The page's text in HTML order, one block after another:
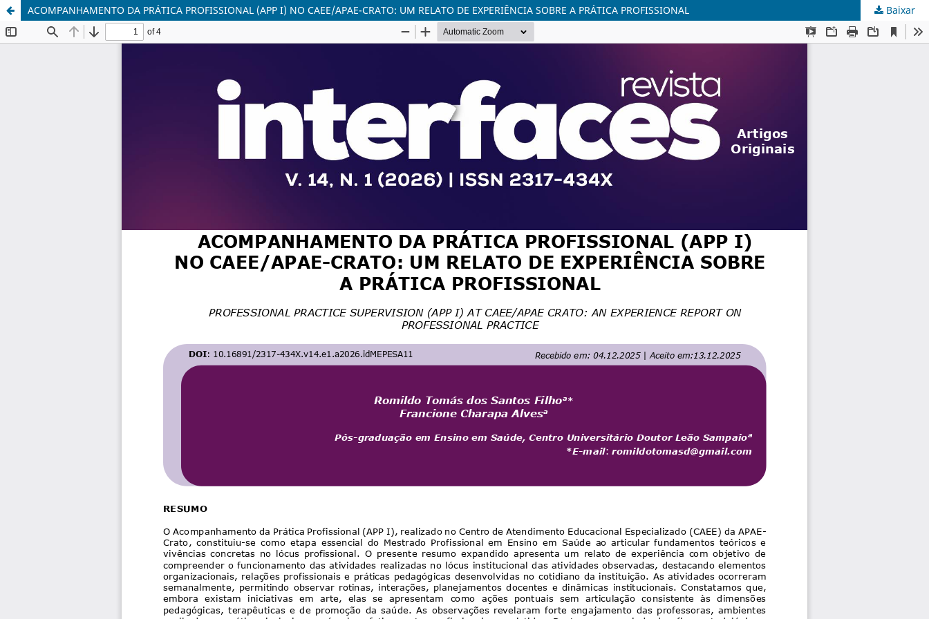
ACOMPANHAMENTO DA PRÁTICA PROFISSIONAL (APP I) NO CAEE/APAE-CRATO: UM RELATO DE EXPERIÊNCIA SOBRE A PRÁTICA PROFISSIONAL Baixar